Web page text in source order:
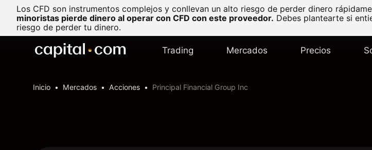
Los CFD son instrumentos complejos y conllevan un alto riesgo de perder dinero
minoristas pierde dinero al operar con CFD con este proveedor. Debes plantearte si
riesgo de perder tu dinero.
Trading Mercados Precios
Inicio Mercados Acciones Principal Financial Group Inc